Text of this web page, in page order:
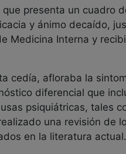
presenta un cuadro
y ánimo decaído,
Medicina Interna y
cedía, afloraba la
diferencial que
psiquiátricas, tales
una revisión de
en la literatura actual.